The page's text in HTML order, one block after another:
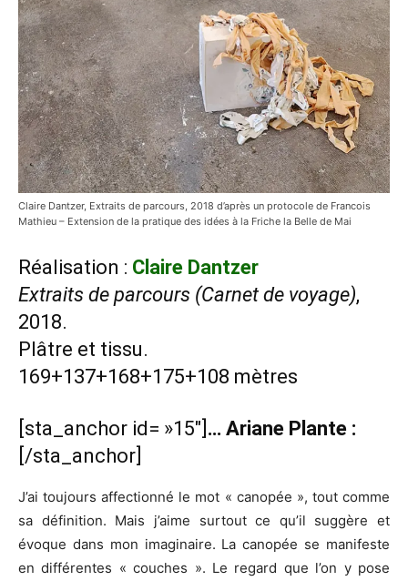
Claire Dantzer, Extraits de parcours, 2018 d’après un protocole de Francois
Mathieu – Extension de la pratique des idées à la Friche la Belle de Mai
Réalisation : Claire Dantzer
Extraits de parcours (Carnet de voyage),
2018.
Plâtre et tissu.
169+137+168+175+108 mètres
[sta_anchor id= »15″] … Ariane Plante :
[/sta_anchor]
J’ai toujours affectionné le mot « canopée », tout comme
sa définition. Mais j’aime surtout ce qu’il suggère et
évoque dans mon imaginaire. La canopée se manifeste
en différentes « couches ». Le regard que l’on y pose